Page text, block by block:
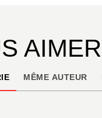
MÊME AUTEUR